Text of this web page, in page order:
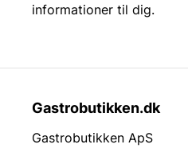
informationer til dig.
Gastrobutikken.dk
Gastrobutikken ApS